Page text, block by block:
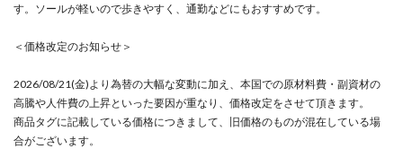
す。ソールが軽いので歩きやすく、通勤などにもおすすめです。
＜価格改定のお知らせ＞
2026/08/21(金)より為替の大幅な変動に加え、本国での原材料費・副資材の
高騰や人件費の上昇といった要因が重なり、価格改定をさせて頂きます。
商品タグに記載している価格につきまして、旧価格のものが混在している場
合がございます。